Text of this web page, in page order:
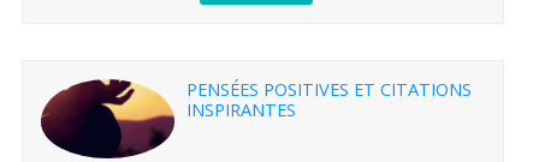
PENSÉES POSITIVES ET CITATIONS
INSPIRANTES